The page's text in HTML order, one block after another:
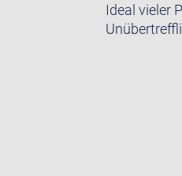
Ideal vieler